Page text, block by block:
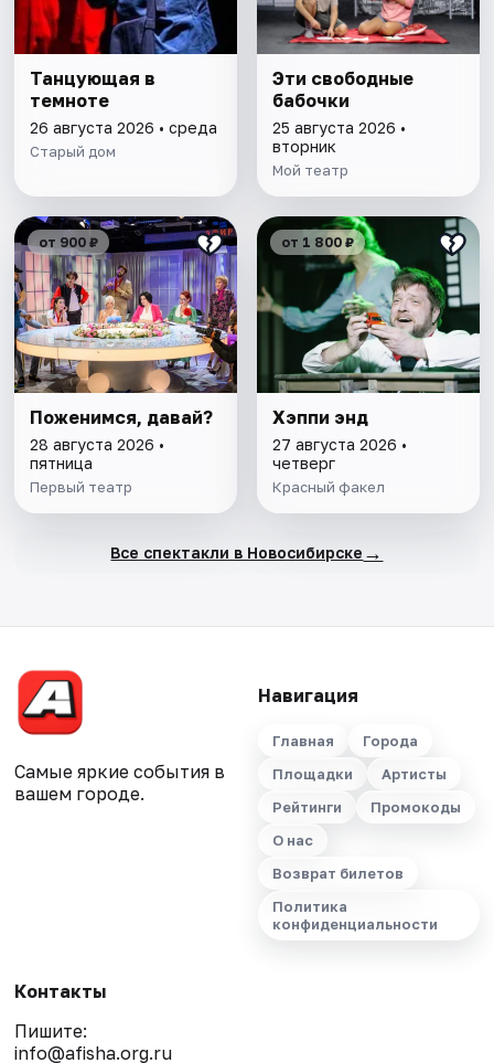
Танцующая в
темноте
26 августа 2026 • среда
Старый дом
Эти свободные
бабочки
25 августа 2026 •
вторник
Мой театр
от 900 ₽
Поженимся, давай?
28 августа 2026 •
пятница
Первый театр
от 1 800 ₽
Хэппи энд
27 августа 2026 •
четверг
Красный факел
Все спектакли в Новосибирске →
Самые яркие события в
вашем городе.
Навигация
Главная
Города
Площадки
Артисты
Рейтинги
Промокоды
О нас
Возврат билетов
Политика
конфиденциальности
Контакты
Пишите:
info@afisha.org.ru